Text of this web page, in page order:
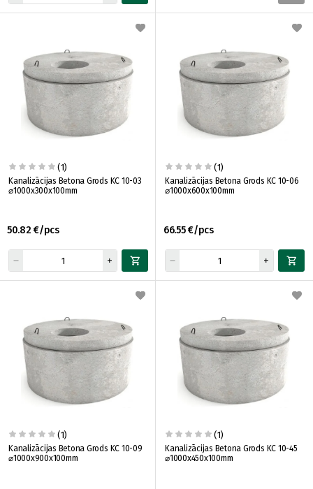
(1)
Kanalizācijas Betona Grods KC 10-03
⌀1000x300x100mm
50.82 €/pcs
(1)
Kanalizācijas Betona Grods KC 10-06
⌀1000x600x100mm
66.55 €/pcs
(1)
Kanalizācijas Betona Grods KC 10-09
⌀1000x900x100mm
(1)
Kanalizācijas Betona Grods KC 10-45
⌀1000x450x100mm